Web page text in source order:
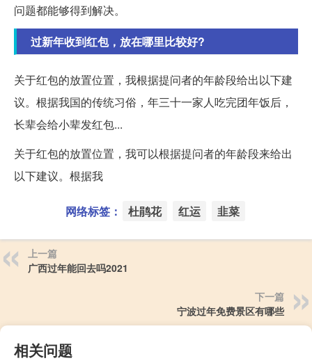
问题都能够得到解决。
过新年收到红包，放在哪里比较好?
关于红包的放置位置，我根据提问者的年龄段给出以下建
议。根据我国的传统习俗，年三十一家人吃完团年饭后，
长辈会给小辈发红包...
关于红包的放置位置，我可以根据提问者的年龄段来给出
以下建议。根据我
网络标签： 杜鹃花 红运 韭菜
上一篇
广西过年能回去吗2021
下一篇
宁波过年免费景区有哪些
相关问题